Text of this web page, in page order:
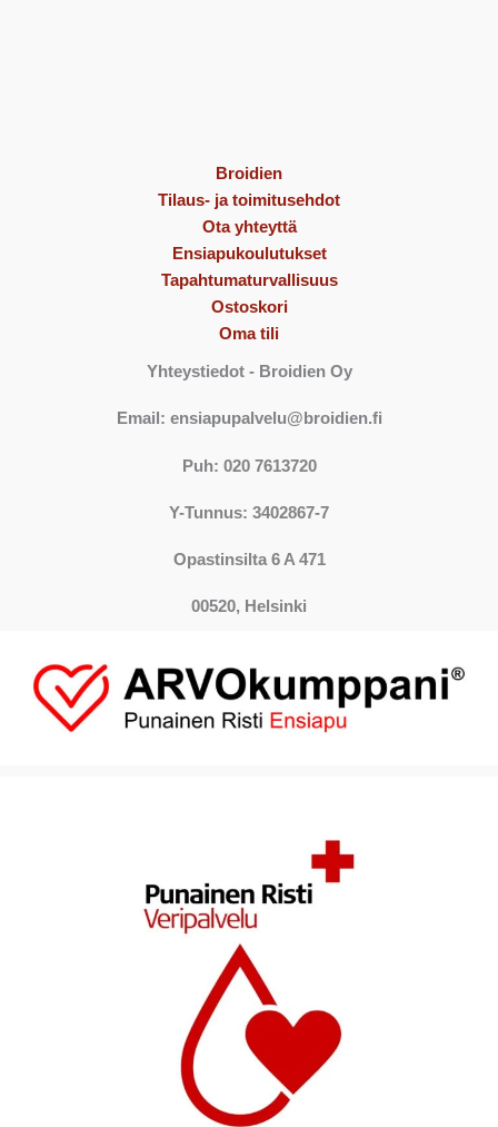
Broidien
Tilaus- ja toimitusehdot
Ota yhteyttä
Ensiapukoulutukset
Tapahtumaturvallisuus
Ostoskori
Oma tili
Yhteystiedot- Broidien Oy
Email: ensiapupalvelu@broidien.fi
Puh: 020 7613720
Y-Tunnus: 3402867-7
Opastinsilta 6 A 471
00520, Helsinki